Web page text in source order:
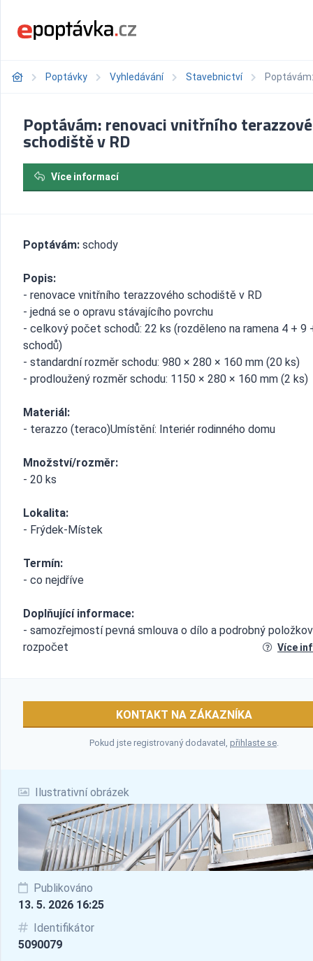
Poptávky Vyhledávání Stavebnictví
Ilustrativní obrázek
Publikováno
13. 5. 2026 16:25
Identifikátor
5090079
Poptávám: renovaci vnitřního
schodiště v RD
Více informací
Poptávám: schody
Popis:
- renovace vnitřního terazzového schodiště v RD
- jedná se o opravu stávajícího povrchu
- celkový počet schodů: 22 ks (rozděleno na ramena 4 + 9
schodů)
- standardní rozměr schodu: 980 × 280 × 160 mm (20 ks)
- prodloužený rozměr schodu: 1150 × 280 × 160 mm (2 ks)
Materiál:
- terazzo (teraco)Umístění: Interiér rodinného domu
Množství/rozměr:
- 20 ks
Lokalita:
- Frýdek-Místek
Termín:
- co nejdříve
Doplňující informace:
- samozřejmostí pevná smlouva o dílo a podrobný
rozpočet
Více
KONTAKT NA ZÁKAZNÍKA
Pokud jste registrovaný dodavatel, přihlaste se.